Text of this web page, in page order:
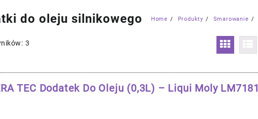
do oleju silnikowego Home Produkty Smarowanie
3
TEC Dodatek Do Oleju (0,3L) – Liqui Moly LM7181